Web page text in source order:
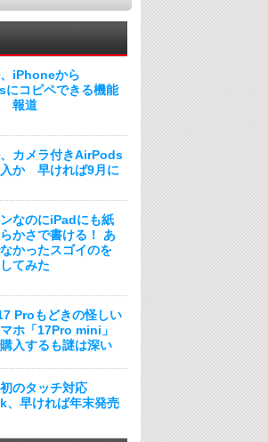
iPhoneから
コピペできる機能
報道
カメラ付きAirPods
か 早ければ9月に
なのにiPadにも紙
かさで書ける！ あ
かったスゴイのを
てみた
Proもどきの怪しい
ホ「17Pro mini」
入するも謎は深い
のタッチ対応
、早ければ年末発売